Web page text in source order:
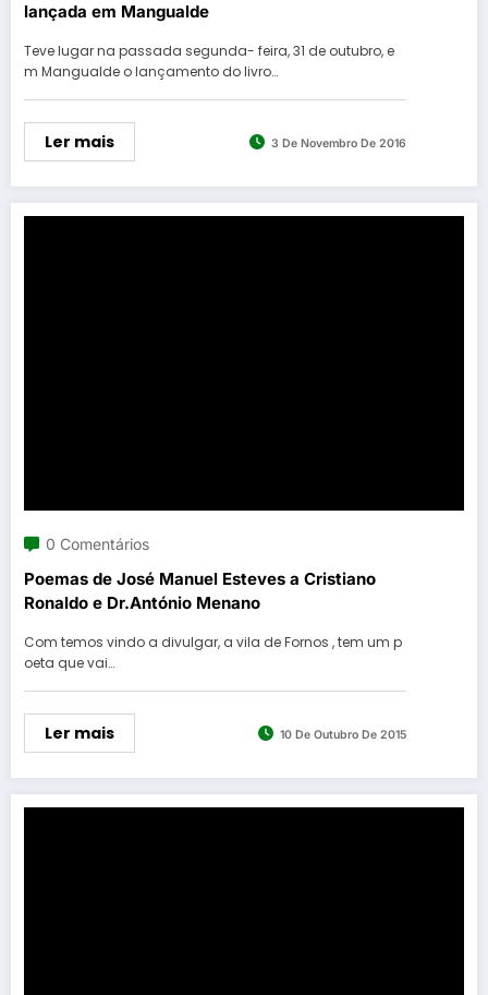
lançada em Mangualde
Teve lugar na passada segunda- feira, 31 de outubro, e
m Mangualde o lançamento do livro…
Ler mais 3 De Novembro De 2016
0 Comentários
Poemas de José Manuel Esteves a Cristiano
Ronaldo e Dr.António Menano
Com temos vindo a divulgar, a vila de Fornos , tem um p
oeta que vai…
Ler mais 10 De Outubro De 2015